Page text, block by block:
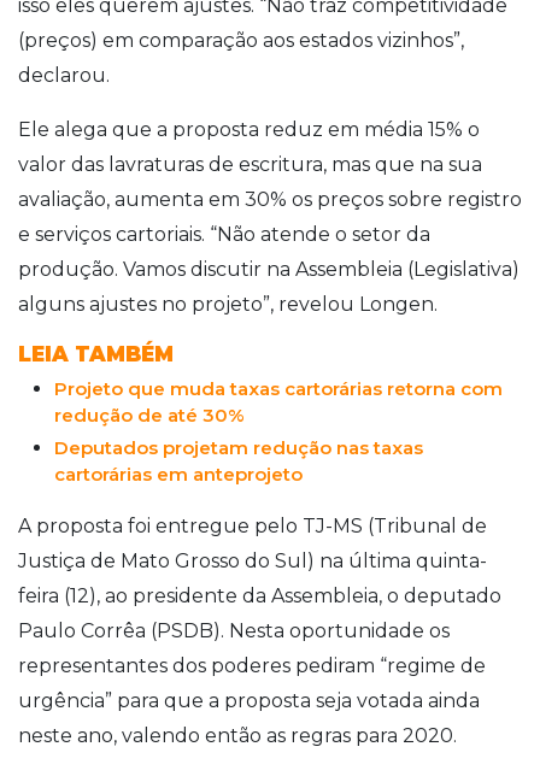
isso eles querem ajustes. “Não traz competitividade
(preços) em comparação aos estados vizinhos”,
declarou.
Ele alega que a proposta reduz em média 15% o
valor das lavraturas de escritura, mas que na sua
avaliação, aumenta em 30% os preços sobre registro
e serviços cartoriais. “Não atende o setor da
produção. Vamos discutir na Assembleia (Legislativa)
alguns ajustes no projeto”, revelou Longen.
LEIA TAMBÉM
Projeto que muda taxas cartorárias retorna com
redução de até 30%
Deputados projetam redução nas taxas
cartorárias em anteprojeto
A proposta foi entregue pelo TJ-MS (Tribunal de
Justiça de Mato Grosso do Sul) na última quinta-
feira (12), ao presidente da Assembleia, o deputado
Paulo Corrêa (PSDB). Nesta oportunidade os
representantes dos poderes pediram “regime de
urgência” para que a proposta seja votada ainda
neste ano, valendo então as regras para 2020.